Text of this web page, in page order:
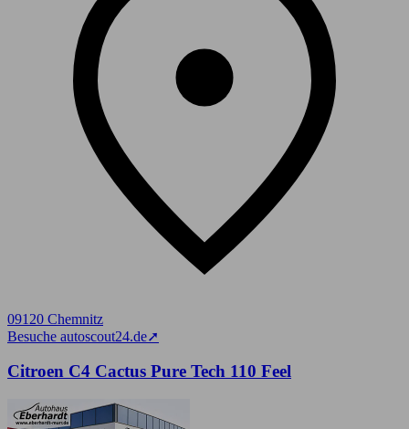
09120 Chemnitz
Besuche autoscout24.de➚
Citroen C4 Cactus Pure Tech 110 Feel